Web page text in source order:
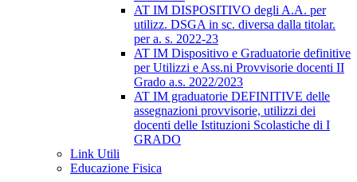
AT IM DISPOSITIVO degli A.A. per
utilizz. DSGA in sc. diversa dalla titolar.
per a. s. 2022-23
AT IM Dispositivo e Graduatorie definitive
per Utilizzi e Ass.ni Provvisorie docenti II
Grado a.s. 2022/2023
AT IM graduatorie DEFINITIVE delle
assegnazioni provvisorie, utilizzi dei
docenti delle Istituzioni Scolastiche di I
GRADO
Link Utili
Educazione Fisica